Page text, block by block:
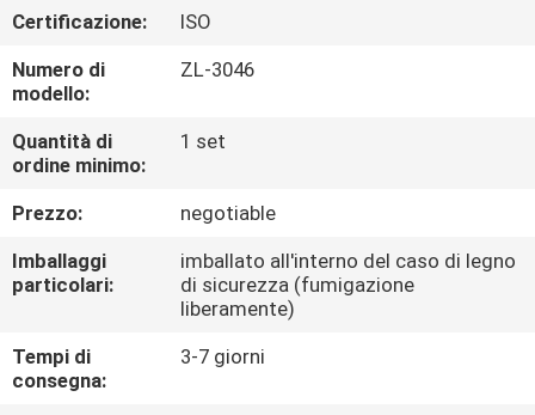
GIRO
DELLA
FABBRICA
CONTROLLO
DI
QUALITÀ
CONTATTICI
Certificazione:
ISO
Numero di
modello:
ZL-3046
Quantità di
ordine minimo:
1 set
Prezzo:
negotiable
Imballaggi
particolari:
imballato all'interno del caso di legno
di sicurezza (fumigazione
liberamente)
Tempi di
consegna:
3-7 giorni